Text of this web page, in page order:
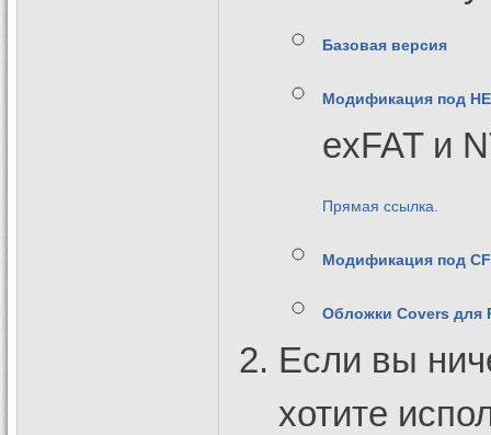
Базовая версия
Модификация под
exFAT и
Прямая ссылка.
Модификация под
Обложки Covers для
Если вы
хотите